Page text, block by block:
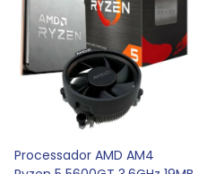
Processador AMD AM4